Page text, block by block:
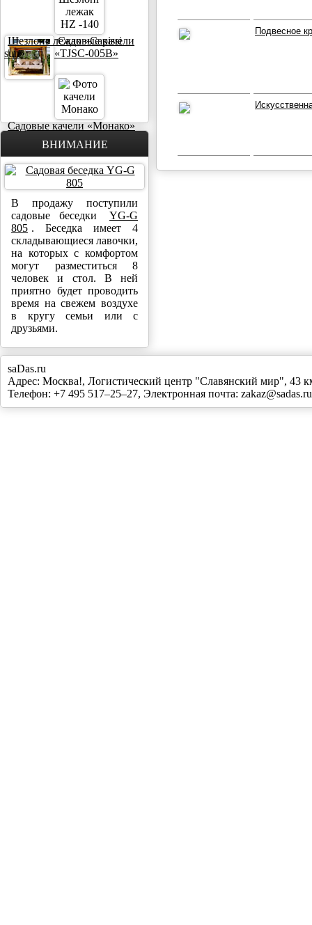
Шезлонг лежак «Capissi
sun»
Садовые качели
«TJSC-005B»
Садовые качели «Монако»
ВНИМАНИЕ
В продажу поступили
садовые беседки
YG-G
805 . Беседка имеет 4
складывающиеся лавочки,
на которых с комфортом
могут разместиться 8
человек и стол. В ней
приятно будет проводить
время на свежем воздухе
в кругу семьи или с
друзьями.
Подвесное
saDas.ru
Адрес: Москва!, Логистический центр "Славянский мир",
Телефон: +7 495 517–25–27, Электронная почта: zakaz@sadas.ru